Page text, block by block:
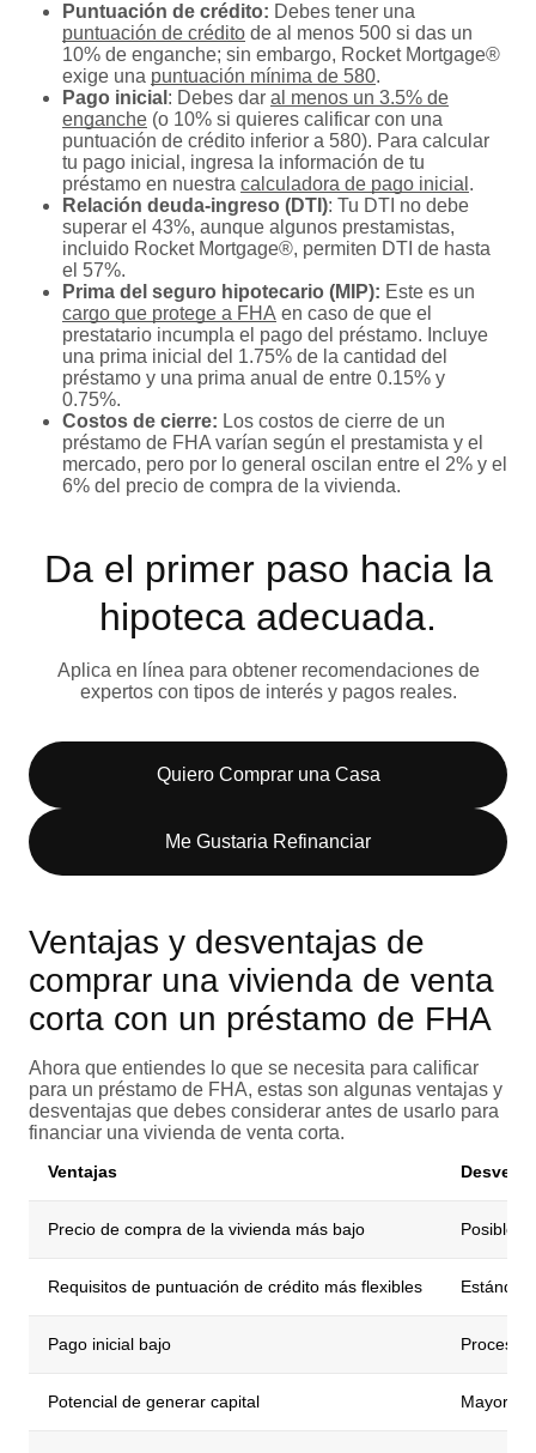
Puntuación de crédito: Debes tener una
puntuación de crédito de al menos 500 si das un
10% de enganche; sin embargo, Rocket Mortgage®
exige una puntuación mínima de 580.
Pago inicial : Debes dar al menos un 3.5% de
enganche (o 10% si quieres calificar con una
puntuación de crédito inferior a 580). Para calcular
tu pago inicial, ingresa la información de tu
préstamo en nuestra calculadora de pago inicial .
Relación deuda-ingreso (DTI): Tu DTI no debe
superar el 43%, aunque algunos prestamistas,
incluido Rocket Mortgage®, permiten DTI de hasta
el 57%.
Prima del seguro hipotecario (MIP): Este es un
cargo que protege a FHA en caso de que el
prestatario incumpla el pago del préstamo. Incluye
una prima inicial del 1.75% de la cantidad del
préstamo y una prima anual de entre 0.15% y
0.75%.
Costos de cierre: Los costos de cierre de un
préstamo de FHA varían según el prestamista y el
mercado, pero por lo general oscilan entre el 2% y el
6% del precio de compra de la vivienda.
Da el primer paso hacia la
hipoteca adecuada.
Aplica en línea para obtener recomendaciones de
expertos con tipos de interés y pagos reales.
Quiero Comprar una Casa
Me Gustaria Refinanciar
Ventajas y desventajas de
comprar una vivienda de venta
corta con un préstamo de FHA
Ahora que entiendes lo que se necesita para calificar
para un préstamo de FHA, estas son algunas ventajas y
desventajas que debes considerar antes de usarlo para
financiar una vivienda de venta corta.
Ventajas
Precio de compra de la vivienda más bajo Posibles
Requisitos de puntuación de crédito más flexibles
Pago inicial bajo Proceso
Potencial de generar capital Mayor